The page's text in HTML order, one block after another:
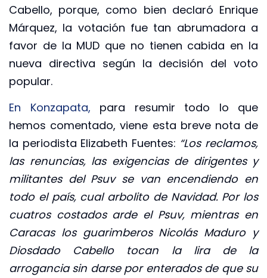
Cabello, porque, como bien declaró Enrique
Márquez, la votación fue tan abrumadora a
favor de la MUD que no tienen cabida en la
nueva directiva según la decisión del voto
popular.
En Konzapata, para resumir todo lo que
hemos comentado, viene esta breve nota de
la periodista Elizabeth Fuentes: “Los reclamos,
las renuncias, las exigencias de dirigentes y
militantes del Psuv se van encendiendo en
todo el país, cual arbolito de Navidad. Por los
cuatros costados arde el Psuv, mientras en
Caracas los guarimberos Nicolás Maduro y
Diosdado Cabello tocan la lira de la
arrogancia sin darse por enterados de que su